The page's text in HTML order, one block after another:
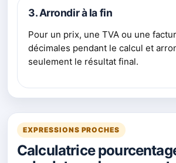
3. Arrondir à la fin
Pour un prix, une TVA ou une
décimales pendant le calcul et
seulement le résultat final.
EXPRESSIONS PROCHES
Calculatrice